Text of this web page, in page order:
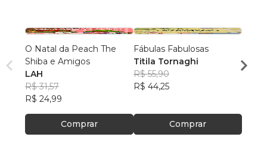
O Natal da Peach The
Shiba e Amigos
LAH
R$ 31,57
R$ 24,99
Comprar
Fábulas Fabulosas
Titila Tornaghi
R$ 55,90
R$ 44,25
Comprar
R$